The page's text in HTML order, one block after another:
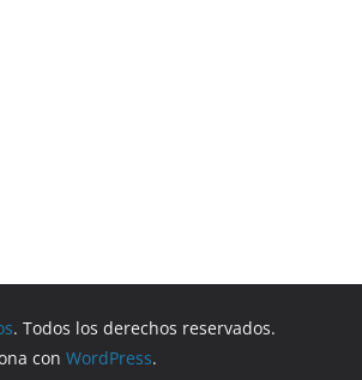
. Todos los derechos reservados.
con WordPress.